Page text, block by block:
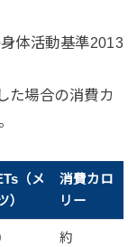
体活動基準2013
た場合の消費カ
（メ
）
消費カロ
リー
約